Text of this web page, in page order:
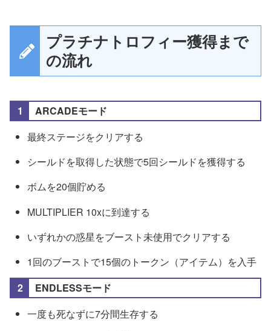
プラチナトロフィー獲得まで
の流れ
ARCADEモード
最終ステージをクリアする
シールドを取得した状態で5回シールドを獲得する
ボムを20個貯める
MULTIPLIER 10xに到達する
いずれかの惑星をブースト未使用でクリアする
1回のブーストで15個のトークン（アイテム）を入手
ENDLESSモード
一度も死なずに7分間生存する